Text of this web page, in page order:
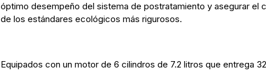
óptimo desempeño del sistema de postratamiento y asegurar el
de los estándares ecológicos más rigurosos.
Equipados con un motor de 6 cilindros de 7.2 litros que entrega